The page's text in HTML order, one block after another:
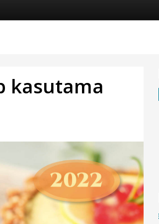
kasutama